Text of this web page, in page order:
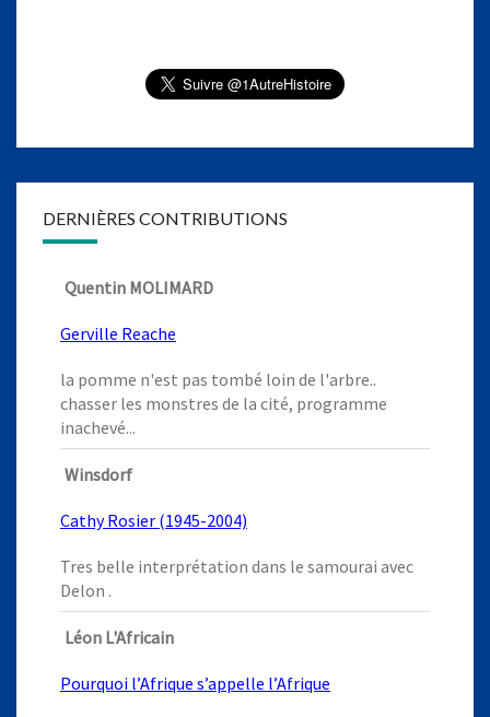
DERNIÈRES CONTRIBUTIONS
Quentin MOLIMARD
Gerville Reache
la pomme n'est pas tombé loin de l'arbre..
chasser les monstres de la cité, programme
inachevé...
Winsdorf
Cathy Rosier (1945-2004)
Tres belle interprétation dans le samourai avec
Delon .
Léon L'Africain
Pourquoi l’Afrique s’appelle l’Afrique